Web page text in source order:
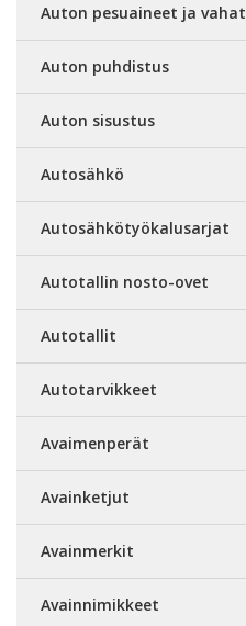
Auton pesuaineet ja vahat
Auton puhdistus
Auton sisustus
Autosähkö
Autosähkötyökalusarjat
Autotallin nosto-ovet
Autotallit
Autotarvikkeet
Avaimenperät
Avainketjut
Avainmerkit
Avainnimikkeet